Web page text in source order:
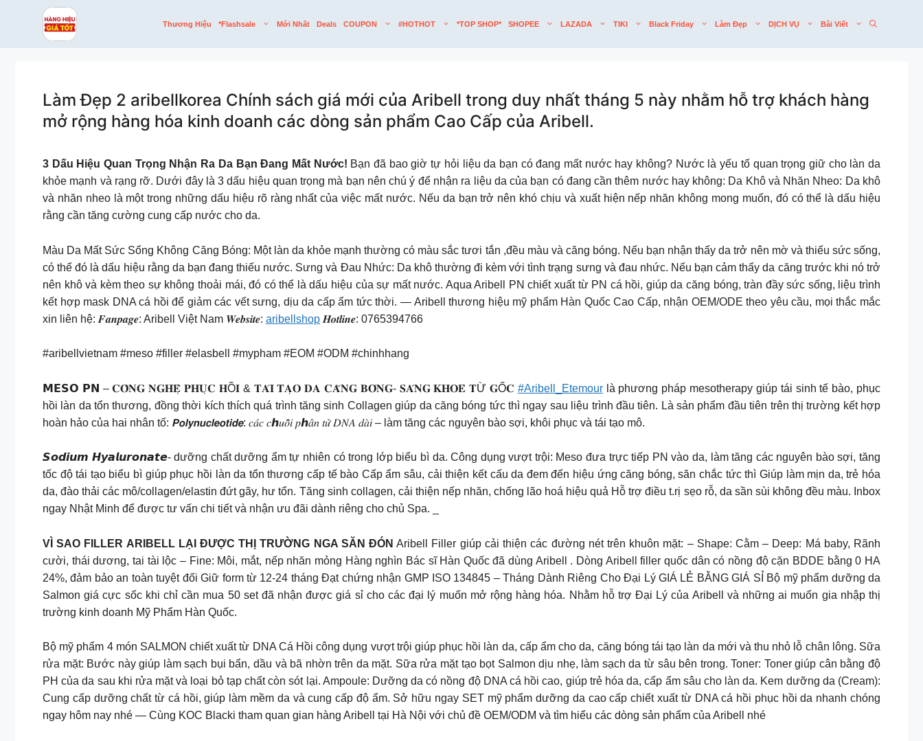
Thương Hiệu *flashsale Mới Nhất Deals COUPON #HOTHOT *TOP SHOP* SHOPEE LAZADA TIKI Black Friday Làm Đẹp DỊCH VỤ Bài Viết
Làm Đẹp 2 aribellkorea Chính sách giá mới của Aribell trong duy nhất tháng 5 này nhằm hỗ trợ khách hàng
mở rộng hàng hóa kinh doanh các dòng sản phẩm Cao Cấp của Aribell.
3 Dấu Hiệu Quan Trọng Nhận Ra Da Bạn Đang Mất Nước! Bạn đã bao giờ tự hỏi liệu da bạn có đang mất nước hay không? Nước là yếu tố quan trọng giữ cho làn da
khỏe mạnh và rạng rỡ. Dưới đây là 3 dấu hiệu quan trọng mà bạn nên chú ý để nhận ra liệu da của bạn có đang cần thêm nước hay không: Da Khô và Nhăn Nheo: Da khô
và nhăn nheo là một trong những dấu hiệu rõ ràng nhất của việc mất nước. Nếu da bạn trở nên khó chịu và xuất hiện nếp nhăn không mong muốn, đó có thể là dấu hiệu
rằng cần tăng cường cung cấp nước cho da.
Màu Da Mất Sức Sống Không Căng Bóng: Một làn da khỏe mạnh thường có màu sắc tươi tắn ,đều màu và căng bóng. Nếu bạn nhận thấy da trở nên mờ và thiếu sức sống,
có thể đó là dấu hiệu rằng da bạn đang thiếu nước. Sưng và Đau Nhức: Da khô thường đi kèm với tình trạng sưng và đau nhức. Nếu bạn cảm thấy da căng trước khi nó trở
nên khô và kèm theo sự không thoải mái, đó có thể là dấu hiệu của sự mất nước. Aqua Aribell PN chiết xuất từ PN cá hồi, giúp da căng bóng, tràn đầy sức sống, liệu trình
kết hợp mask DNA cá hồi để giảm các vết sưng, dịu da cấp ẩm tức thời. — Aribell thương hiệu mỹ phẩm Hàn Quốc Cao Cấp, nhận OEM/ODE theo yêu cầu, mọi thắc mắc
xin liên hệ: 𝑭𝒂𝒏𝒑𝒂𝒈𝒆: Aribell Việt Nam 𝑾𝒆𝒃𝒔𝒊𝒕𝒆: aribellshop 𝑯𝒐𝒕𝒍𝒊𝒏𝒆: 0765394766
#aribellvietnam #meso #filler #elasbell #mypham #EOM #ODM #chinhhang
𝗠𝗘𝗦𝗢 𝗣𝗡 – 𝐂𝐎̂𝐍𝐆 𝐍𝐆𝐇𝐄̣̂ 𝐏𝐇𝐔̣𝐂 𝐇Ồ𝐈 & 𝐓𝐀́𝐈 𝐓𝐀̣𝐎 𝐃𝐀 𝐂𝐀̆𝐍𝐆 𝐁𝐎́𝐍𝐆- 𝐒𝐀́𝐍𝐆 𝐊𝐇𝐎𝐄̉ 𝐓Ừ 𝐆Ố𝐂 #Aribell_Etemourlà phương pháp mesotherapy giúp tái sinh tế bào, phục
hồi làn da tổn thương, đồng thời kích thích quá trình tăng sinh Collagen giúp da căng bóng tức thì ngay sau liệu trình đầu tiên. Là sản phẩm đầu tiên trên thị trường kết hợp
hoàn hảo của hai nhân tố: 𝙋𝙤𝙡𝙮𝙣𝙪𝙘𝙡𝙚𝙤𝙩𝙞𝙙𝙚: 𝑐𝑎́𝑐 𝑐ℎ𝑢𝑜̂̃𝑖 𝑝ℎ𝑎̂𝑛 𝑡𝑢̛̉ 𝐷𝑁𝐴 𝑑𝑎̀𝑖 – làm tăng các nguyên bào sợi, khôi phục và tái tạo mô.
𝙎𝙤𝙙𝙞𝙪𝙢 𝙃𝙮𝙖𝙡𝙪𝙧𝙤𝙣𝙖𝙩𝙚- dưỡng chất dưỡng ẩm tự nhiên có trong lớp biểu bì da. Công dụng vượt trội: Meso đưa trực tiếp PN vào da, làm tăng các nguyên bào sợi, tăng
tốc độ tái tạo biểu bì giúp phục hồi làn da tổn thương cấp tế bào Cấp ẩm sâu, cải thiện kết cấu da đem đến hiệu ứng căng bóng, săn chắc tức thì Giúp làm mịn da, trẻ hóa
da, đào thải các mô/collagen/elastin đứt gãy, hư tổn. Tăng sinh collagen, cải thiện nếp nhăn, chống lão hoá hiệu quả Hỗ trợ điều t.rị sẹo rỗ, da sần sùi không đều màu. Inbox
ngay Nhật Minh để được tư vấn chi tiết và nhận ưu đãi dành riêng cho chủ Spa. _
VÌ SAO FILLER ARIBELL LẠI ĐƯỢC THỊ TRƯỜNG NGA SĂN ĐÓN Aribell Filler giúp cải thiện các đường nét trên khuôn mặt: – Shape: Cằm – Deep: Má baby, Rãnh
cười, thái dương, tai tài lộc – Fine: Môi, mắt, nếp nhăn mỏng Hàng nghìn Bác sĩ Hàn Quốc đã dùng Aribell . Dòng Aribell filler quốc dân có nồng độ cặn BDDE bằng 0 HA
24%, đảm bảo an toàn tuyệt đối Giữ form từ 12-24 tháng Đạt chứng nhận GMP ISO 134845 – Tháng Dành Riêng Cho Đại Lý GIÁ LẺ BẰNG GIÁ SỈ Bộ mỹ phẩm dưỡng da
Salmon giá cực sốc khi chỉ cần mua 50 set đã nhận được giá sỉ cho các đại lý muốn mở rộng hàng hóa. Nhằm hỗ trợ Đại Lý của Aribell và những ai muốn gia nhập thị
trường kinh doanh Mỹ Phẩm Hàn Quốc.
Bộ mỹ phẩm 4 món SALMON chiết xuất từ DNA Cá Hồi công dụng vượt trội giúp phục hồi làn da, cấp ẩm cho da, căng bóng tái tạo làn da mới và thu nhỏ lỗ chân lông. Sữa
rửa mặt: Bước này giúp làm sạch bụi bẩn, dầu và bã nhờn trên da mặt. Sữa rửa mặt tạo bọt Salmon dịu nhẹ, làm sạch da từ sâu bên trong. Toner: Toner giúp cân bằng độ
PH của da sau khi rửa mặt và loại bỏ tạp chất còn sót lại. Ampoule: Dưỡng da có nồng độ DNA cá hồi cao, giúp trẻ hóa da, cấp ẩm sâu cho làn da. Kem dưỡng da (Cream):
Cung cấp dưỡng chất từ cá hồi, giúp làm mềm da và cung cấp độ ẩm. Sở hữu ngay SET mỹ phẩm dưỡng da cao cấp chiết xuất từ DNA cá hồi phục hồi da nhanh chóng
ngay hôm nay nhé — Cùng KOC Blacki tham quan gian hàng Aribell tại Hà Nội với chủ đề OEM/ODM và tìm hiểu các dòng sản phẩm của Aribell nhé